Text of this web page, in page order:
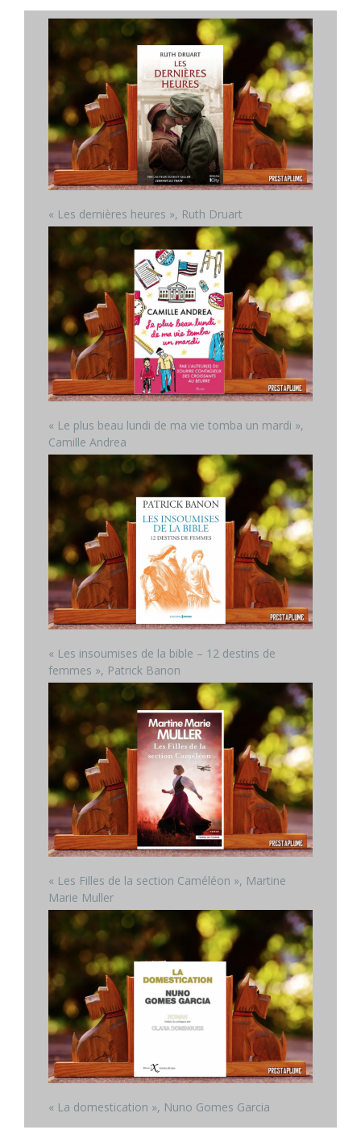
« Les dernières heures », Ruth Druart
« Le plus beau lundi de ma vie tomba un mardi »,
Camille Andrea
« Les insoumises de la bible – 12 destins de
femmes », Patrick Banon
« Les Filles de la section Caméléon », Martine
Marie Muller
« La domestication », Nuno Gomes Garcia